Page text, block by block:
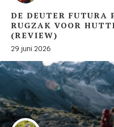
DE DEUTER FUTURA
RUGZAK VOOR
(REVIEW)
29 juni 2026